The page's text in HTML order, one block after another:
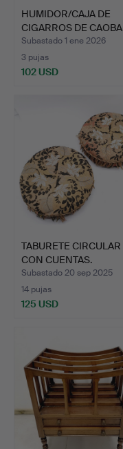
HUMIDOR/CAJA DE
CIGARROS DE CAOBA
ALFRED D…
Subastado 1 ene 2026
3 pujas
102 USD
TABURETE CIRCULAR
CON CUENTAS.
Subastado 20 sep 2025
14 pujas
125 USD